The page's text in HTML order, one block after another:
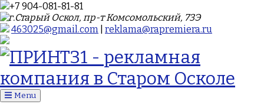
Skip
to
content
+7 904-081-81-81
г.Старый Оскол, пр-т Комсомольский, 73Э
463025@gmail.com reklama@rapremiera.ru
Menu